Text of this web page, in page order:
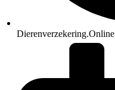
Dierenverzekering.Online